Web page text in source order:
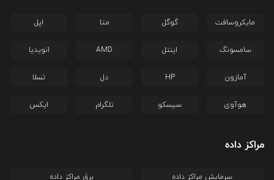
مایکروسافت گوگل متا اپل
سامسونگ اینتل AMD انویدیا
آمازون HP دل تسلا
هوآوی سیسکو تلگرام ایکس
مراکز داده
سرمایش مراکز داده برق مراکز داده